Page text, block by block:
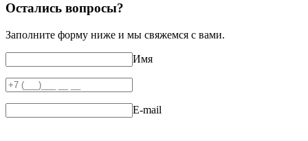
Остались вопросы?
Заполните форму ниже и мы свяжемся с вами.
Имя
E-mail